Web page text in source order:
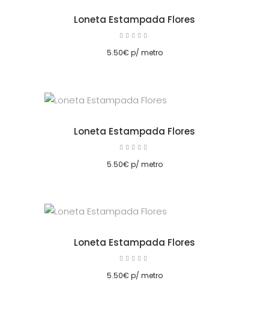
Loneta Estampada Flores
de 5
5.50€ p/ metro
Loneta Estampada Flores
de 5
5.50€ p/ metro
Loneta Estampada Flores
de 5
5.50€ p/ metro